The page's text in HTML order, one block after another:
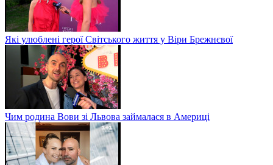
Які улюблені герої Світського життя у Віри Брежнєвої
Чим родина Вови зі Львова займалася в Америці